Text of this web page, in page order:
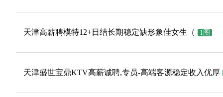
天津高薪聘模特12+日结长期稳定缺形象佳女生（ 1图
天津盛世宝鼎KTV高薪诚聘,专员-高端客源稳定收入优厚